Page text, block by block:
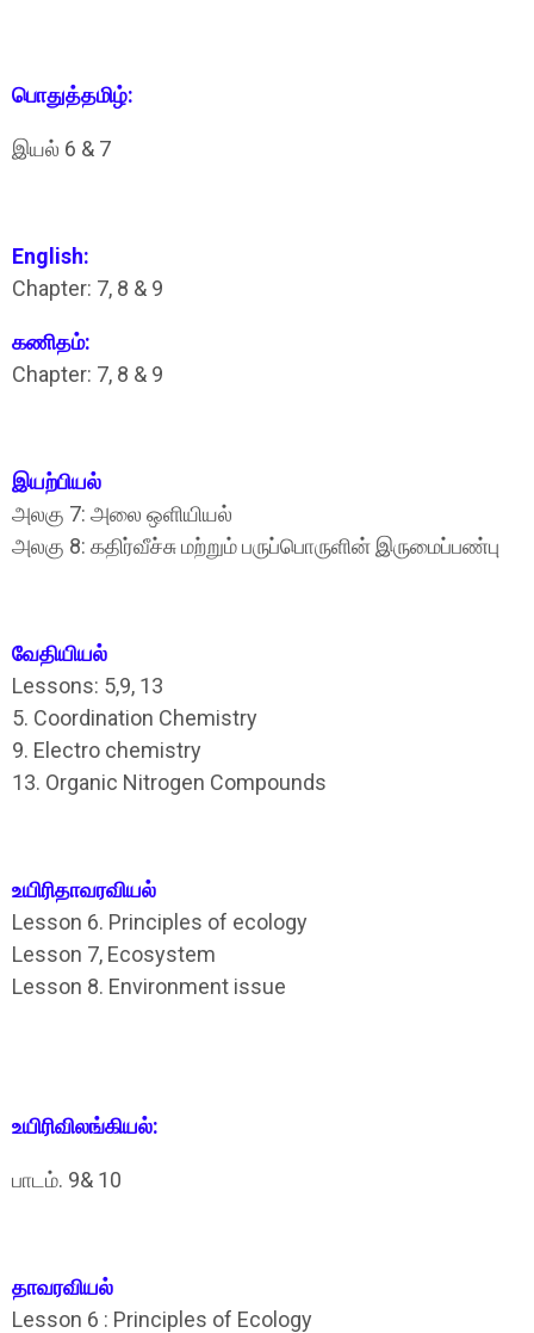
பொதுத்தமிழ்‌:
இயல்‌ 6 & 7
English:
Chapter: 7, 8 & 9
கணிதம்:
Chapter: 7, 8 & 9
இயற்பியல்‌
அலகு 7: அலை ஒளியியல்‌
அலகு 8: கதிர்வீச்சு மற்றும்‌ பருப்பொருளின்‌ இருமைப்பண்பு
வேதியியல்‌
Lessons: 5,9, 13
5. Coordination Chemistry
9. Electro chemistry
13. Organic Nitrogen Compounds
உயிரிதாவரவியல்‌
Lesson 6. Principles of ecology
Lesson 7, Ecosystem
Lesson 8. Environment issue
உயிரிவிலங்கியல்‌:
பாடம்‌. 9& 10
தாவரவியல்‌
Lesson 6 : Principles of Ecology